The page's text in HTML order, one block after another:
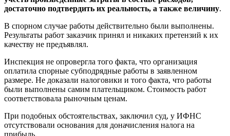
достаточно подтвердить их реальность, а также величину.
В спорном случае работы действительно были выполнены.
Результаты работ заказчик принял и никаких претензий к их
качеству не предъявлял.
Инспекция не опровергла того факта, что организация
оплатила спорные субподрядные работы в заявленном
размере. Не доказали налоговики и того факта, что работы
были выполнены самим плательщиком. Стоимость работ
соответствовала рыночным ценам.
При подобных обстоятельствах, заключил суд, у ИФНС
отсутствовали основания для доначисления налога на